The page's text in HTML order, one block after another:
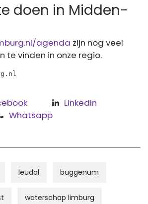
doen in Midden-
agenda zijn nog veel
te vinden in onze regio.
LinkedIn
Whatsapp
leudal buggenum
waterschap limburg